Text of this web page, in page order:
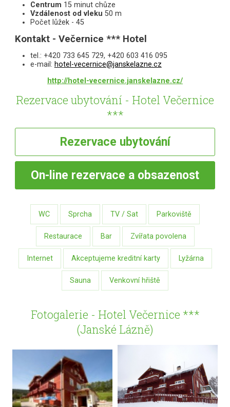
Centrum 15 minut chůze
Vzdálenost od vleku 50 m
Počet lůžek - 45
Kontakt - Večernice *** Hotel
tel.: +420 733 645 729, +420 603 416 095
e-mail: hotel-vecernice@janskelazne.cz
http://hotel-vecernice.janskelazne.cz/
Rezervace ubytování - Hotel Večernice
***
Rezervace ubytování
On-line rezervace a obsazenost
WC Sprcha TV / Sat Parkoviště
Restaurace Bar Zvířata povolena
Internet Akceptujeme kreditní karty Lyžárna
Sauna Venkovní hřiště
Fotogalerie - Hotel Večernice ***
(Janské Lázně)